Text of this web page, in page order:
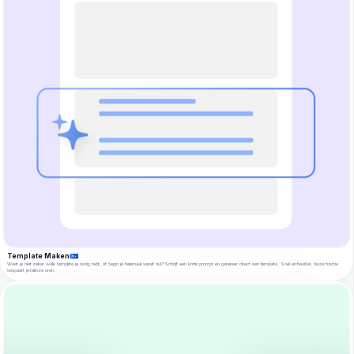
Template Maken
Weet je niet zeker welk template je nodig hebt, of begin je helemaal vanaf nul? Schrijf een korte prompt en genereer direct een template. Snel en flexibel, deze functie
bespaart je talloze uren.